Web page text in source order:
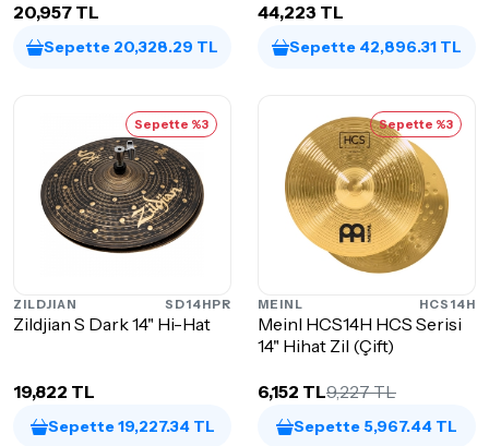
20,957 TL
Sepette 20,328.29 TL
44,223 TL
Sepette 42,896.31 TL
Sepette %3
ZILDJIAN SD14HPR
Zildjian S Dark 14" Hi-Hat
19,822 TL
Sepette 19,227.34 TL
Sepette %3
MEINL HCS14H
Meinl HCS14H HCS Serisi
14" Hihat Zil (Çift)
6,152 TL9,227 TL
Sepette 5,967.44 TL